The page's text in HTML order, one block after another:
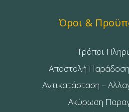
Όροι &
Τρόποι
Αποστολή
Αντικατάσταση –
Ακύρωση